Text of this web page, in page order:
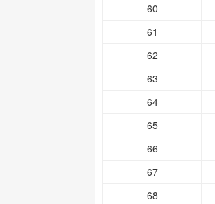
60
61
62
63
64
65
66
67
68